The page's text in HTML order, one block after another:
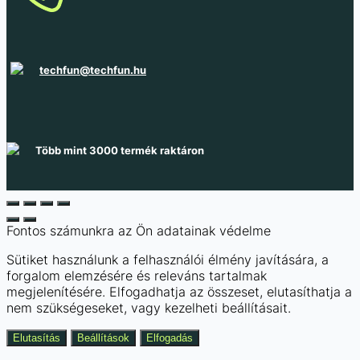
techfun@techfun.hu
Több mint 3000 termék raktáron
Fontos számunkra az Ön adatainak védelme
Sütiket használunk a felhasználói élmény javítására, a
forgalom elemzésére és releváns tartalmak
megjelenítésére. Elfogadhatja az összeset, elutasíthatja a
nem szükségeseket, vagy kezelheti beállításait.
Elutasítás Beállítások Elfogadás